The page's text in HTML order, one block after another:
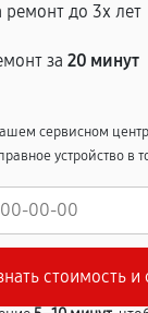
ремонт до 3х лет
за 20 минут
сервисном
устройство в